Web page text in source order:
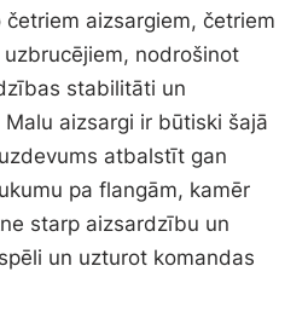
aizsargiem, četriem
nodrošinot
stabilitāti un
aizsargi ir būtiski šajā
atbalstīt gan
pa flangām, kamēr
starp aizsardzību un
un uzturot komandas